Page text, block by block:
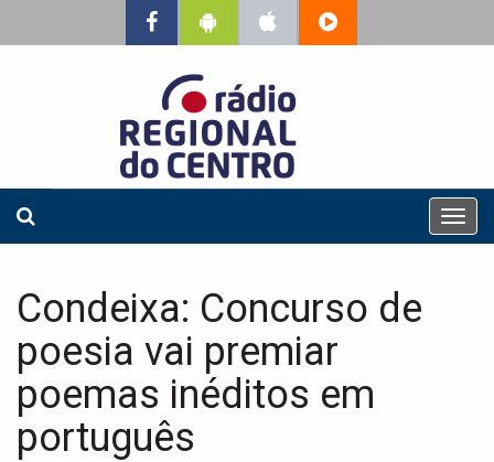
T
o
Condeixa: Concurso de
poesia vai premiar
poemas inéditos em
português